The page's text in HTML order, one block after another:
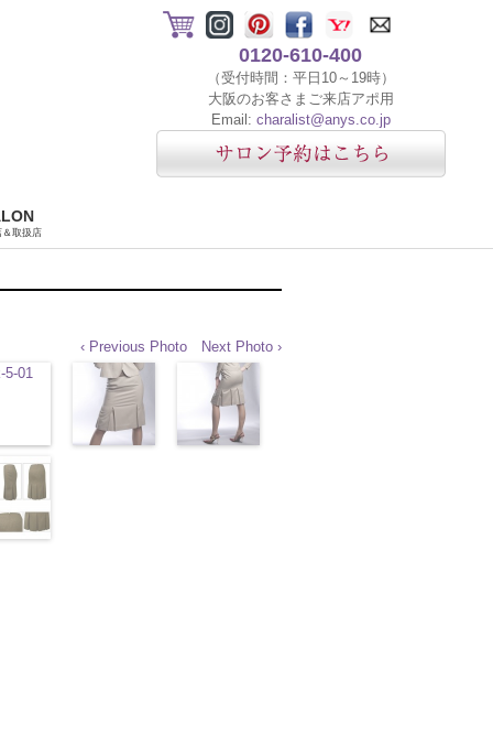
0120-610-400
（受付時間：平日10～19時）
大阪のお客さまご来店アポ用
Email: charalist@anys.co.jp
＆取扱店
‹ Previous Photo Next Photo ›